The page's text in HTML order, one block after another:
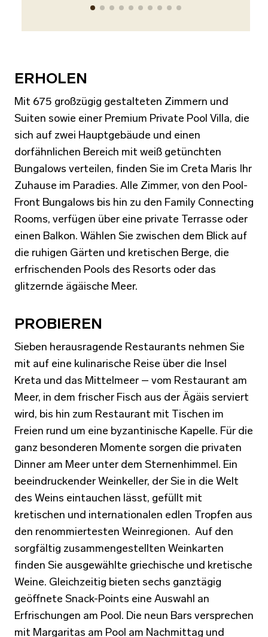
ERHOLEN
Mit 675 großzügig gestalteten Zimmern und
Suiten sowie einer Premium Private Pool Villa, die
sich auf zwei Hauptgebäude und einen
dorfähnlichen Bereich mit weiß getünchten
Bungalows verteilen, finden Sie im Creta Maris Ihr
Zuhause im Paradies. Alle Zimmer, von den Pool-
Front Bungalows bis hin zu den Family Connecting
Rooms, verfügen über eine private Terrasse oder
einen Balkon. Wählen Sie zwischen dem Blick auf
die ruhigen Gärten und kretischen Berge, die
erfrischenden Pools des Resorts oder das
glitzernde ägäische Meer.
PROBIEREN
Sieben herausragende Restaurants nehmen Sie
mit auf eine kulinarische Reise über die Insel
Kreta und das Mittelmeer – vom Restaurant am
Meer, in dem frischer Fisch aus der Ägäis serviert
wird, bis hin zum Restaurant mit Tischen im
Freien rund um eine byzantinische Kapelle. Für die
ganz besonderen Momente sorgen die privaten
Dinner am Meer unter dem Sternenhimmel. Ein
beeindruckender Weinkeller, der Sie in die Welt
des Weins eintauchen lässt, gefüllt mit
kretischen und internationalen edlen Tropfen aus
den renommiertesten Weinregionen. Auf den
sorgfältig zusammengestellten Weinkarten
finden Sie ausgewählte griechische und kretische
Weine. Gleichzeitig bieten sechs ganztägig
geöffnete Snack-Points eine Auswahl an
Erfrischungen am Pool. Die neun Bars versprechen
mit Margaritas am Pool am Nachmittag und